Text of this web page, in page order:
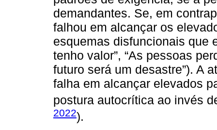
demandantes. Se, em
falhou em alcançar os
esquemas disfuncionais que
tenho valor”, “As pessoas
futuro será um desastre”). A
falha em alcançar elevados
postura autocrítica ao invés
2022).